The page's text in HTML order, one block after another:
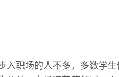
入职场的人不多，多数学